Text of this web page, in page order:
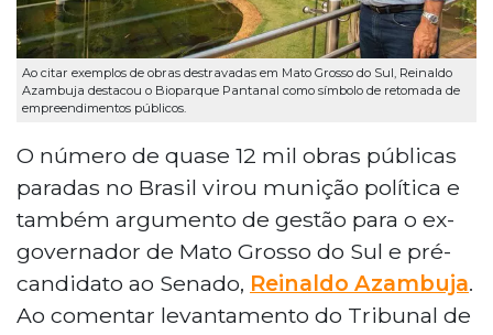
Ao citar exemplos de obras destravadas em Mato Grosso do Sul, Reinaldo
Azambuja destacou o Bioparque Pantanal como símbolo de retomada de
empreendimentos públicos.
O número de quase 12 mil obras públicas
paradas no Brasil virou munição política e
também argumento de gestão para o ex-
governador de Mato Grosso do Sul e pré-
candidato ao Senado, Reinaldo Azambuja.
Ao comentar levantamento do Tribunal de